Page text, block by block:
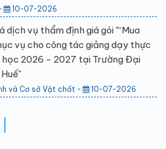
10-07-2026
dịch vụ thẩm định giá gói "“Mua
vụ cho công tác giảng dạy thực
học 2026 - 2027 tại Trường Đại
và Cơ sở Vật chất - 10-07-2026